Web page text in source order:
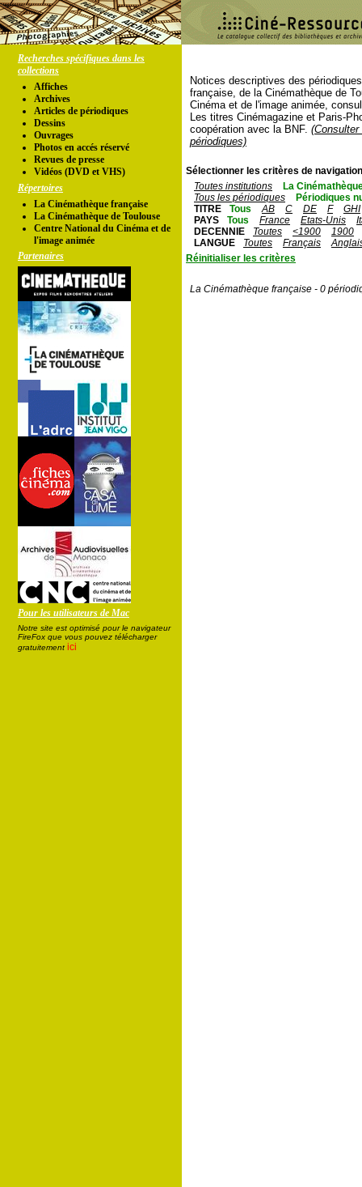
Recherches spécifiques dans les
collections
Affiches
Archives
Articles de périodiques
Dessins
Ouvrages
Photos en accés réservé
Revues de presse
Vidéos (DVD et VHS)
Répertoires
La Cinémathèque française
La Cinémathèque de Toulouse
Centre National du Cinéma et de
l'image animée
Partenaires
Pour les utilisateurs de Mac
Notre site est optimisé pour le navigateur
FireFox que vous pouvez télécharger
gratuitement ici
Notices descriptives des
française, de la Cinémathèque de
Cinéma et de l'image animée,
Les titres Cinémagazine et Paris-
coopération avec la BNF.
périodiques)
Sélectionner les critères de
Toutes institutions
La
Tous les périodiques
Périodiques
TITRE
Tous AB C DE F
GHI
PAYS
Tous France Etats-Unis
DECENNIE
Toutes <1900
1900
LANGUE
Toutes Français
Réinitialiser les critères
La Cinémathèque française - 0